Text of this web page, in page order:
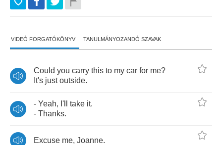
VIDEÓ FORGATÓKÖNYV TANULMÁNYOZANDÓ SZAVAK
Could you carry this to my car for me?
It's just outside.
- Yeah, I'll take it.
- Thanks.
Excuse me, Joanne.